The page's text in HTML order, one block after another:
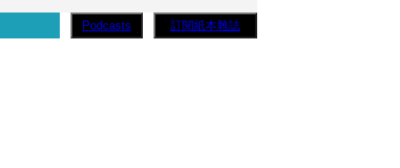
Podcasts 訂閱紙本雜誌